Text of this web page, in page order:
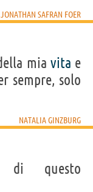
JONATHAN SAFRAN FOER
mia vita e
sempre, solo
NATALIA GINZBURG
di questo